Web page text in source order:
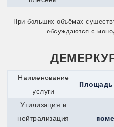
При больших объёмах
обсуждаются с
Наименование
услуги
Площадь
Утилизация и
нейтрализация